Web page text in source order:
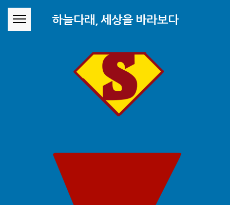
하늘다래, 세상을 바라보다